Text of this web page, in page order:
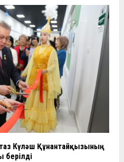
Күләш Құнантайқызының
берілді